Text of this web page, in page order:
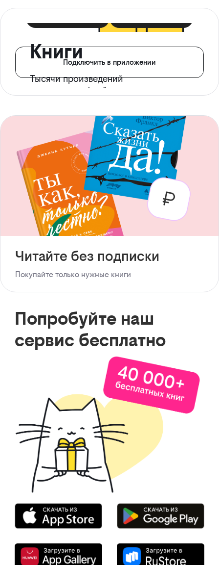
Книги
Тысячи произведений
с доступом офлайн
Подключить в приложении
Читайте без подписки
Покупайте только нужные книги
Попробуйте наш
сервис бесплатно